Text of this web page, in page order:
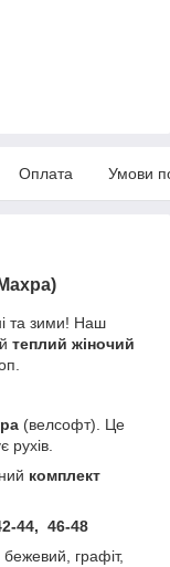
Оплата Умови
та зими! Наш
теплий жіночий
(велсофт). Це
рухів.
комплект
44, 46-48
графіт,